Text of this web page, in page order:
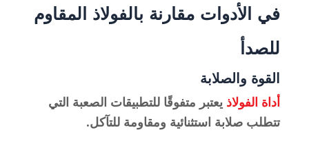
في الأدوات مقارنة بالفولاذ المقاوم
للصدأ
القوة والصلابة
أداة الفولاذ يعتبر متفوقًا للتطبيقات الصعبة التي
تتطلب صلابة استثنائية ومقاومة للتآكل.